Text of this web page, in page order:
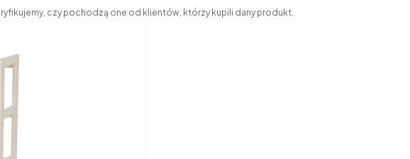
czy pochodzą one od klientów, którzy kupili dany produkt.